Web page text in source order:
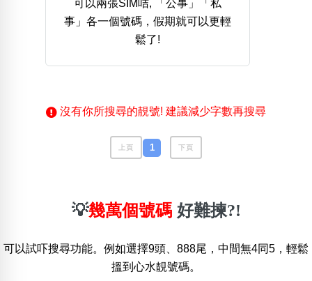
清除全部分類
基本分類
位置分類
次數分類
風水號分類
五行
易經六四卦象
可以兩張SIM咭, 「公事」「私
事」各一個號碼，假期就可以更輕
鬆了!
沒有你所搜尋的靚號! 建議減少字數再搜尋
上頁 1 下頁
💡幾萬個號碼 好難揀?!
可以試吓搜尋功能。例如選擇9頭、888尾，中間無4同5，輕鬆
搵到心水靚號碼。